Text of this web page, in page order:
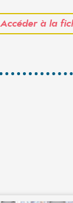
Accéder à la